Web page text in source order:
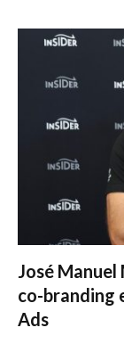
José
co-branding
Ads